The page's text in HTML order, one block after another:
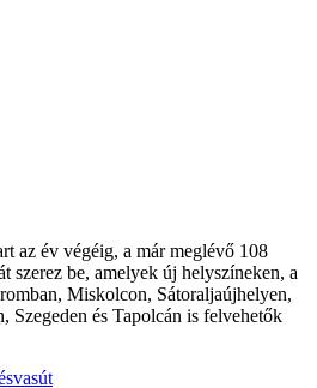
az év végéig, a már meglévő 108
szerez be, amelyek új helyszíneken, a
Miskolcon, Sátoraljaújhelyen,
Szegeden és Tapolcán is felvehetők
vasút